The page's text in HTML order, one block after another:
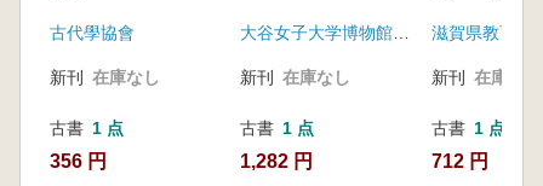
古代學協會
新刊 在庫なし
古書 1 点
356 円
新刊 在庫なし
古書 1 点
1,282 円
滋賀県教育委
新刊 在庫なし
古書 1 点
712 円